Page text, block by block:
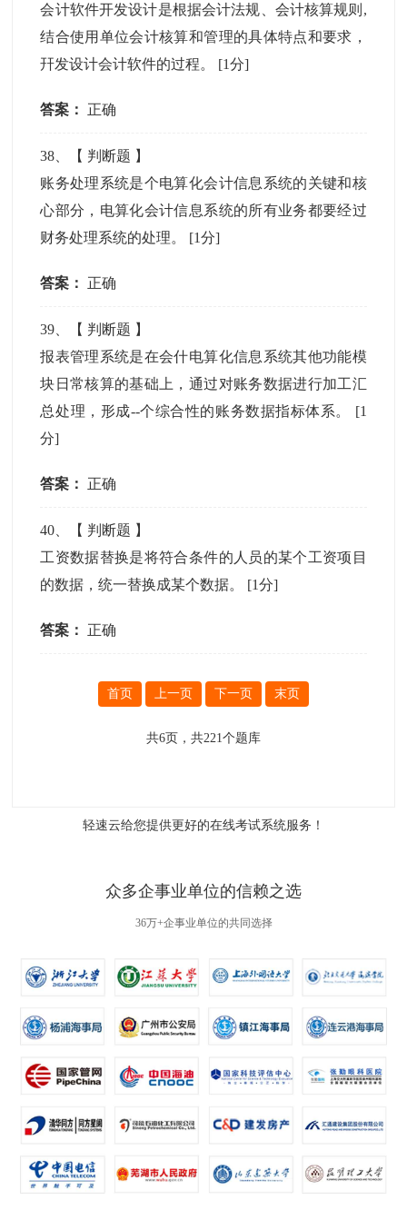
会计软件开发设计是根据会计法规、会计核算规则,
结合使用单位会计核算和管理的具体特点和要求，
幵发设计会计软件的过程。 [1分]
答案： 正确
38 、【 判断题 】
账务处理系统是个电算化会计信息系统的关键和核
心部分，电算化会计信息系统的所有业务都要经过
财务处理系统的处理。 [1分]
答案： 正确
39 、【 判断题 】
报表管理系统是在会什电算化信息系统其他功能模
块日常核算的基础上，通过对账务数据进行加工汇
总处理，形成--个综合性的账务数据指标体系。 [1
分]
答案： 正确
40 、【 判断题 】
工资数据替换是将符合条件的人员的某个工资项目
的数据，统一替换成某个数据。 [1分]
答案： 正确
首页 上一页 下一页 末页
共6页，共221个题库
轻速云给您提供更好的在线考试系统服务！
众多企事业单位的信赖之选
36万+企事业单位的共同选择